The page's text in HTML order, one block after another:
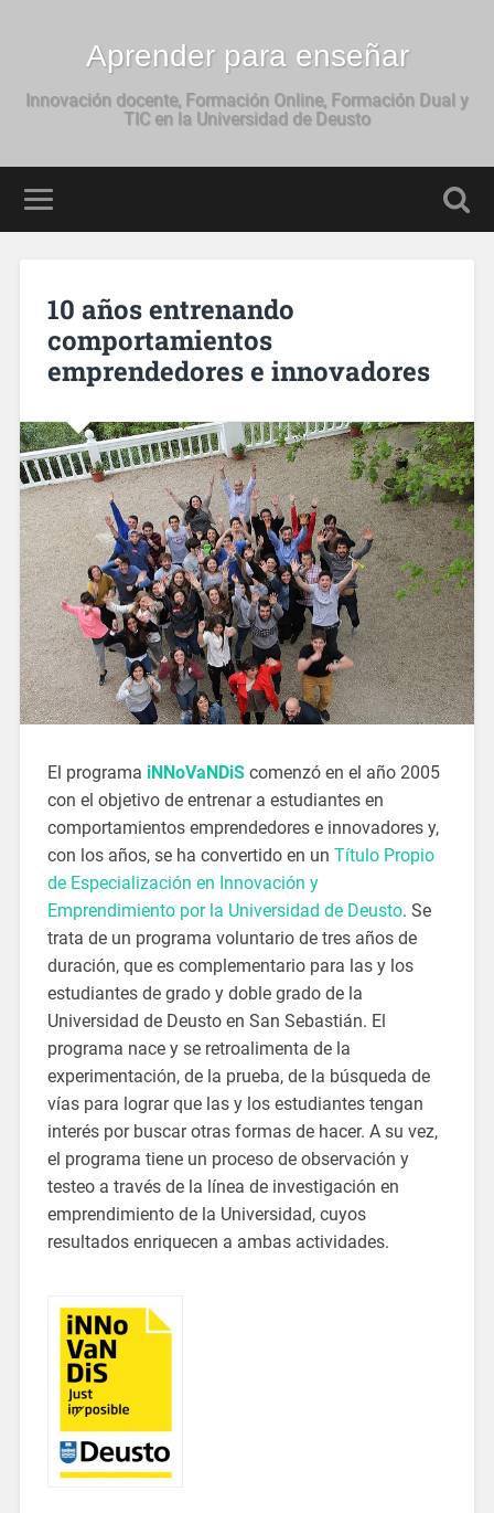
Aprender para enseñar
Innovación docente, Formación Online, Formación Dual y
TIC en la Universidad de Deusto
10 años entrenando
comportamientos
emprendedores e innovadores
El programa iNNoVaNDiScomenzó en el año 2005
con el objetivo de entrenar a estudiantes en
comportamientos emprendedores e innovadores y,
con los años, se ha convertido en un Título Propio
de Especialización en Innovación y
Emprendimiento por la Universidad de Deusto. Se
trata de un programa voluntario de tres años de
duración, que es complementario para las y los
estudiantes de grado y doble grado de la
Universidad de Deusto en San Sebastián. El
programa nace y se retroalimenta de la
experimentación, de la prueba, de la búsqueda de
vías para lograr que las y los estudiantes tengan
interés por buscar otras formas de hacer. A su vez,
el programa tiene un proceso de observación y
testeo a través de la línea de investigación en
emprendimiento de la Universidad, cuyos
resultados enriquecen a ambas actividades.